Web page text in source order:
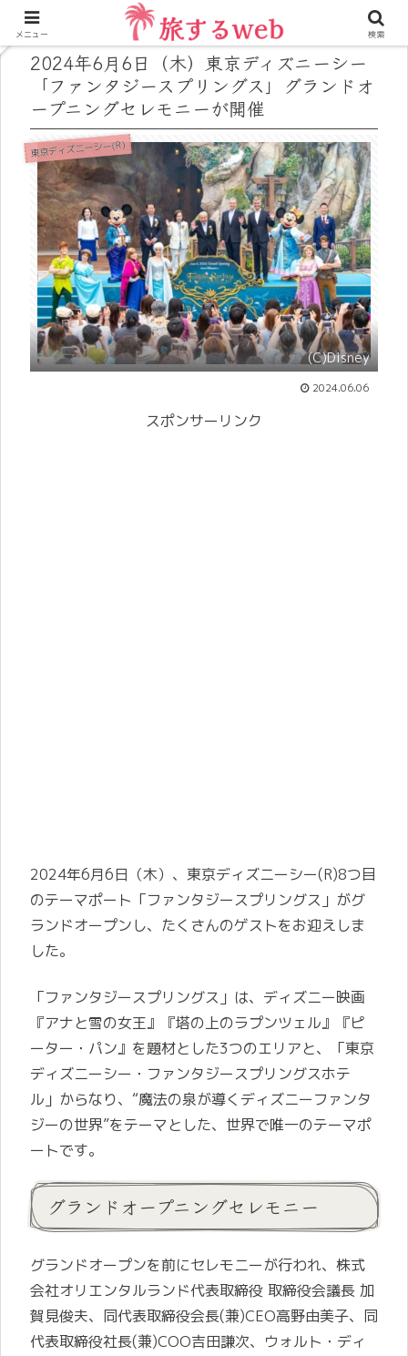
2024年6月6日（木）東京ディズニーシー
「ファンタジースプリングス」グランドオ
ープニングセレモニーが開催
東京ディズニーシー(R)
(C)Disney
2024.06.06
スポンサーリンク
2024年6月6日（木）、東京ディズニーシー(R)8つ目
のテーマポート「ファンタジースプリングス」がグ
ランドオープンし、たくさんのゲストをお迎えしま
した。
「ファンタジースプリングス」は、ディズニー映画
『アナと雪の女王』『塔の上のラプンツェル』『ピ
ーター・パン』を題材とした3つのエリアと、「東京
ディズニーシー・ファンタジースプリングスホテ
ル」からなり、“魔法の泉が導くディズニーファンタ
ジーの世界”をテーマとした、世界で唯一のテーマポ
ートです。
グランドオープニングセレモニー
グランドオープンを前にセレモニーが行われ、株式
会社オリエンタルランド代表取締役 取締役会議長 加
賀見俊夫、同代表取締役会長(兼)CEO高野由美子、同
代表取締役社長(兼)COO吉田謙次、ウォルト・ディ
メニュー 検索